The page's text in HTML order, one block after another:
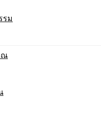
ามโปร่งใสภายในสถานศึกษา
รม
ณ